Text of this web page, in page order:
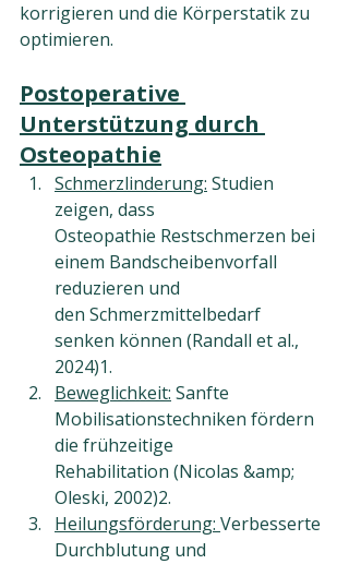
korrigieren und die Körperstatik zu
optimieren.
Postoperative
Unterstützung durch
Osteopathie
Schmerzlinderung: Studien
zeigen, dass
Osteopathie Restschmerzen bei
einem Bandscheibenvorfall
reduzieren und
den Schmerzmittelbedarf
senken können (Randall et al.,
2024)1.
Beweglichkeit: Sanfte
Mobilisationstechniken fördern
die frühzeitige
Rehabilitation (Nicolas &amp;
Oleski, 2002)2.
Heilungsförderung: Verbesserte
Durchblutung und